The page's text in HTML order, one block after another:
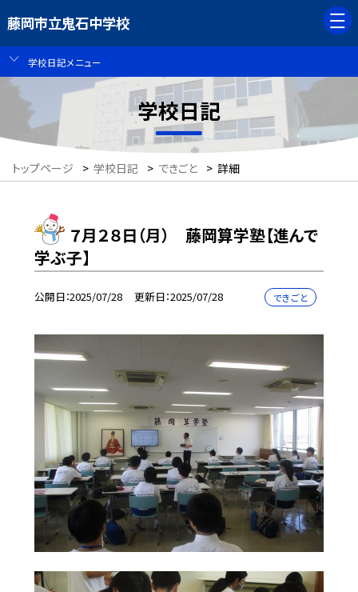
藤岡市立鬼石中学校
学校日記メニュー
学校日記
トップページ > 学校日記 > できごと > 詳細
７月２８日（月） 藤岡算学塾【進んで
学ぶ子】
公開日 2025/07/28 更新日 2025/07/28 できごと